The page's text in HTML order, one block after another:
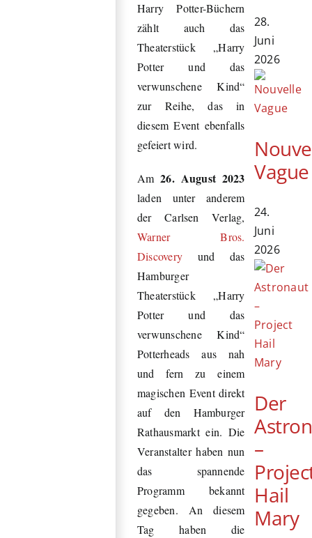
Harry Potter-Büchern
zählt auch das
Theaterstück „Harry
Potter und das
verwunschene Kind“
zur Reihe, das in
diesem Event ebenfalls
gefeiert wird.
Am26. August 2023
laden unter anderem
der Carlsen Verlag,
Warner Bros.
Discovery und das
Hamburger
Theaterstück „Harry
Potter und das
verwunschene Kind“
Potterheads aus nah
und fern zu einem
magischen Event direkt
auf den Hamburger
Rathausmarkt ein. Die
Veranstalter haben nun
das spannende
Programm bekannt
gegeben. An diesem
Tag haben die
28.
Juni
2026
Vague
24.
Juni
2026
Der
–
Hail
Mary